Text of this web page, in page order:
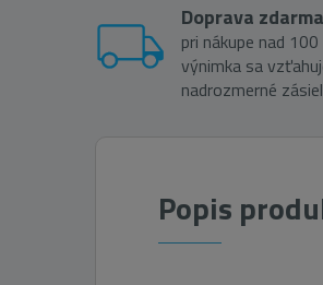
Doprava zdarma
pri nákupe nad
výnimka sa
nadrozmerné
Popis